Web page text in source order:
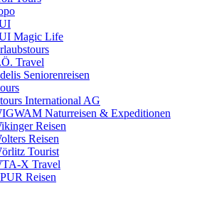
Magic Life
Travel
Seniorenreisen
International AG
Naturreisen & Expeditionen
Reisen
Reisen
Tourist
X Travel
Reisen